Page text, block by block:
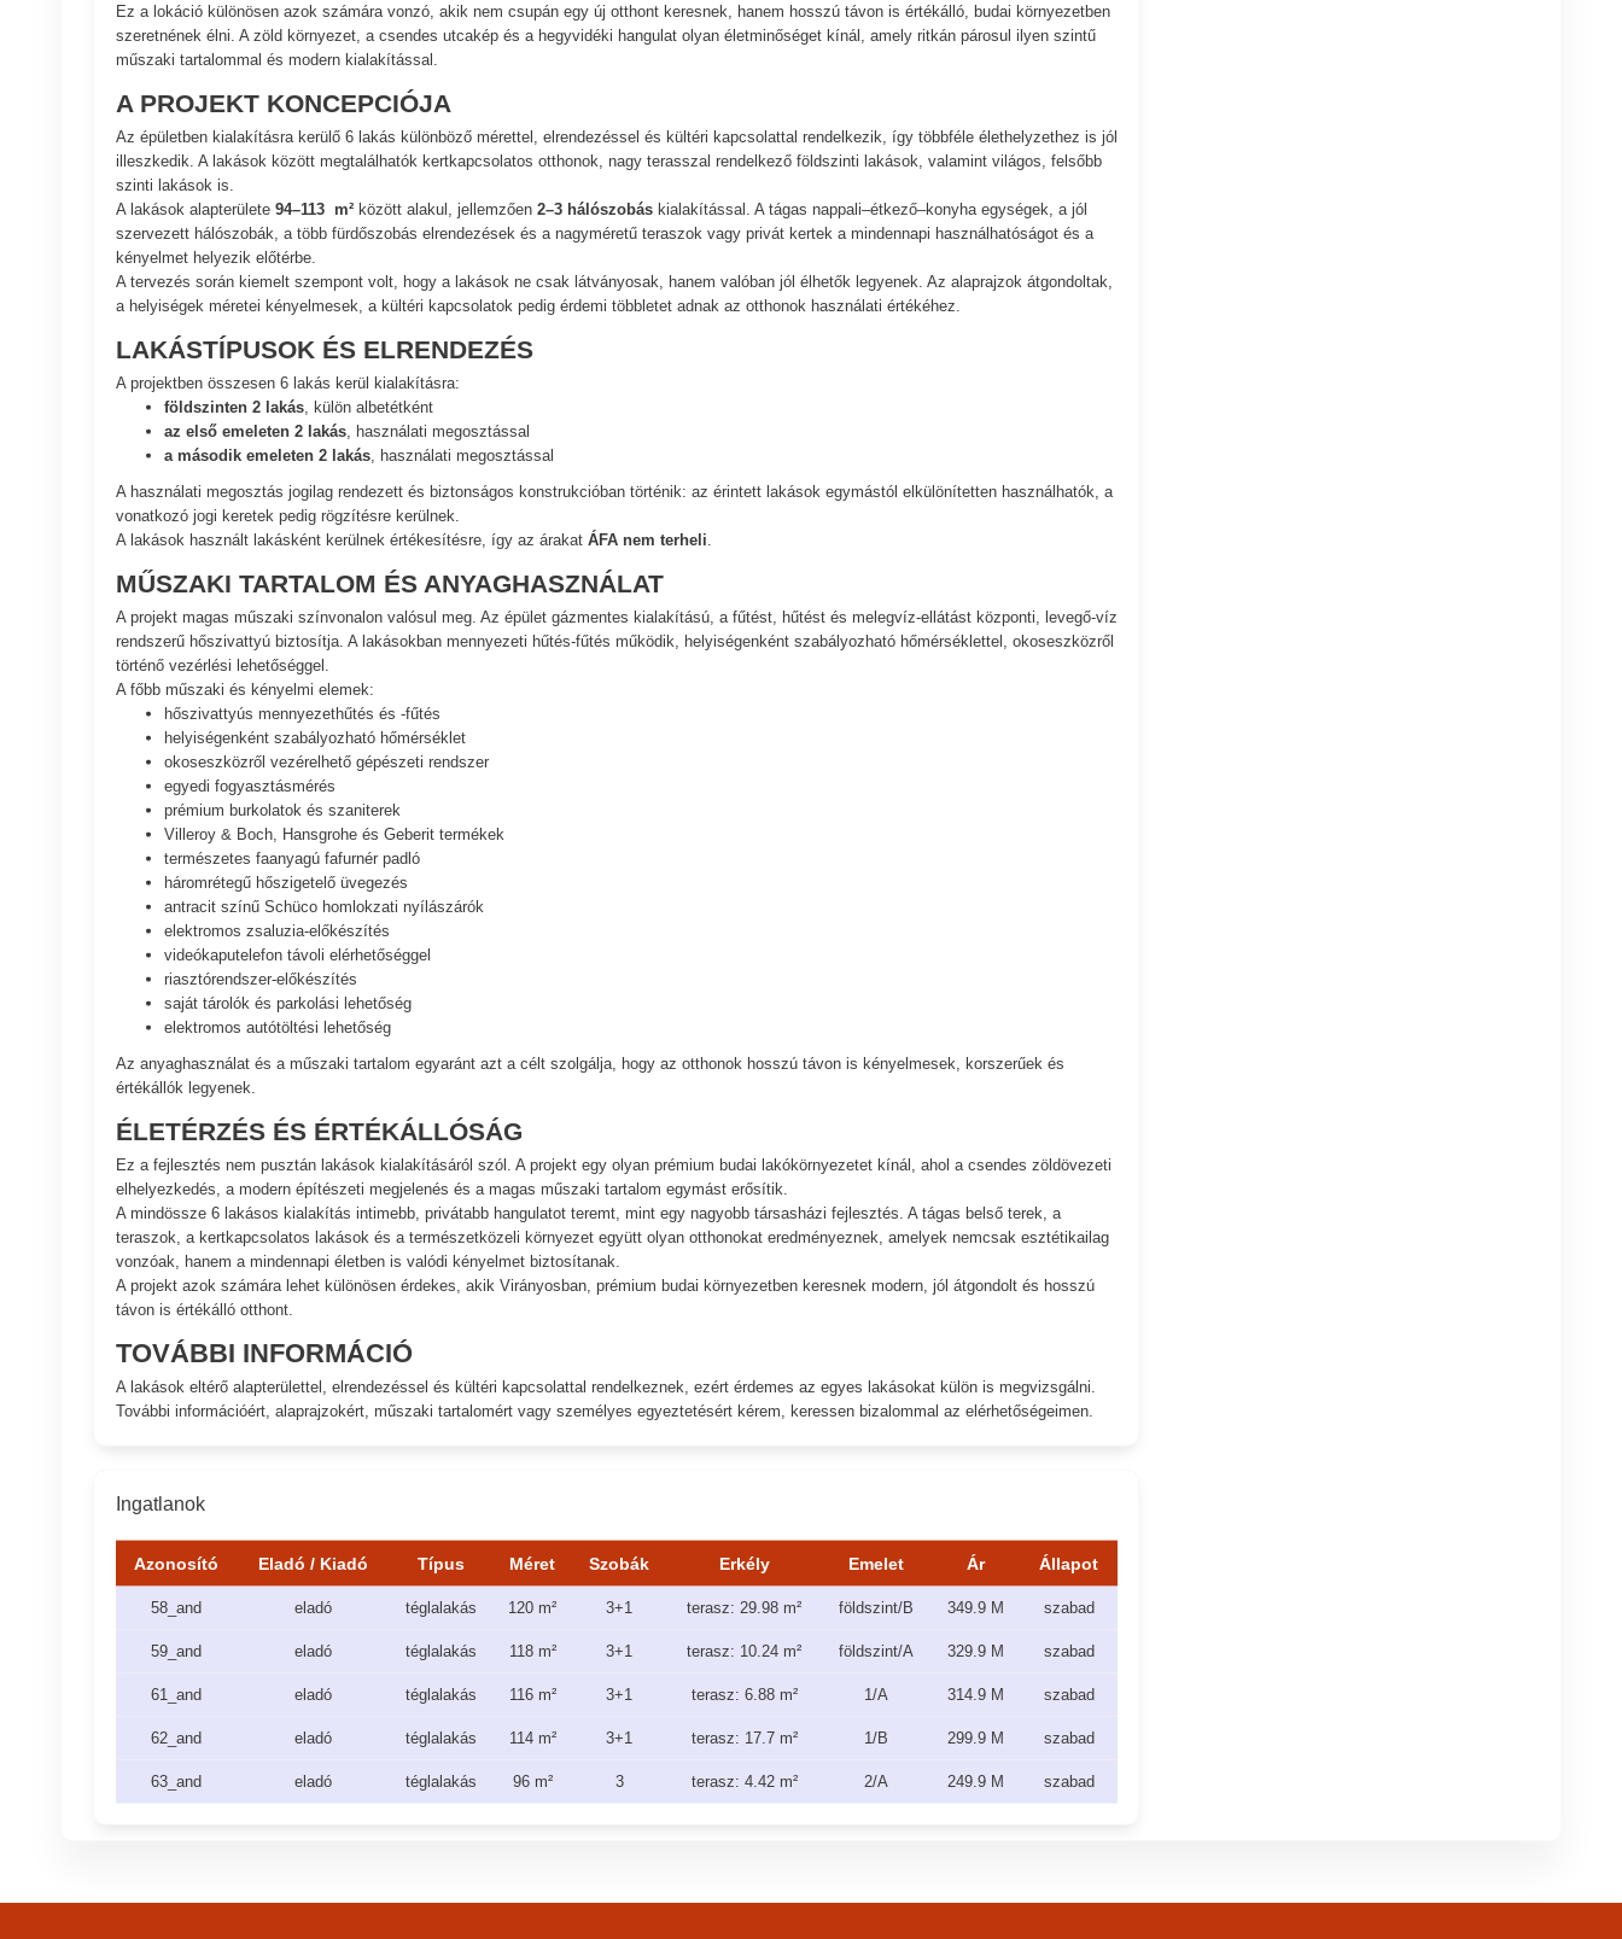
Ez a lokáció különösen azok számára vonzó, akik nem csupán egy új otthont keresnek, hanem hosszú távon is értékálló, budai környezetben
szeretnének élni. A zöld környezet, a csendes utcakép és a hegyvidéki hangulat olyan életminőséget kínál, amely ritkán párosul ilyen szintű
műszaki tartalommal és modern kialakítással.
A PROJEKT KONCEPCIÓJA
Az épületben kialakításra kerülő 6 lakás különböző mérettel, elrendezéssel és kültéri kapcsolattal rendelkezik, így többféle élethelyzethez is jól
illeszkedik. A lakások között megtalálhatók kertkapcsolatos otthonok, nagy terasszal rendelkező földszinti lakások, valamint világos, felsőbb
szinti lakások is.
A lakások alapterülete 94–113 m²között alakul, jellemzően 2–3 hálószobáskialakítással. A tágas nappali–étkező–konyha egységek, a jól
szervezett hálószobák, a több fürdőszobás elrendezések és a nagyméretű teraszok vagy privát kertek a mindennapi használhatóságot és a
kényelmet helyezik előtérbe.
A tervezés során kiemelt szempont volt, hogy a lakások ne csak látványosak, hanem valóban jól élhetők legyenek. Az alaprajzok átgondoltak,
a helyiségek méretei kényelmesek, a kültéri kapcsolatok pedig érdemi többletet adnak az otthonok használati értékéhez.
LAKÁSTÍPUSOK ÉS ELRENDEZÉS
A projektben összesen 6 lakás kerül kialakításra:
földszinten 2 lakás, külön albetétként
az első emeleten 2 lakás, használati megosztással
a második emeleten 2 lakás, használati megosztással
A használati megosztás jogilag rendezett és biztonságos konstrukcióban történik: az érintett lakások egymástól elkülönítetten használhatók, a
vonatkozó jogi keretek pedig rögzítésre kerülnek.
A lakások használt lakásként kerülnek értékesítésre, így az árakat ÁFA nem terheli
MŰSZAKI TARTALOM ÉS ANYAGHASZNÁLAT
A projekt magas műszaki színvonalon valósul meg. Az épület gázmentes kialakítású, a fűtést, hűtést és melegvíz-ellátást központi, levegő-víz
rendszerű hőszivattyú biztosítja. A lakásokban mennyezeti hűtés-fűtés működik, helyiségenként szabályozható hőmérséklettel, okoseszközről
történő vezérlési lehetőséggel.
A főbb műszaki és kényelmi elemek:
hőszivattyús mennyezethűtés és -fűtés
helyiségenként szabályozható hőmérséklet
okoseszközről vezérelhető gépészeti rendszer
egyedi fogyasztásmérés
prémium burkolatok és szaniterek
Villeroy & Boch, Hansgrohe és Geberit termékek
természetes faanyagú fafurnér padló
háromrétegű hőszigetelő üvegezés
antracit színű Schüco homlokzati nyílászárók
elektromos zsaluzia-előkészítés
videókaputelefon távoli elérhetőséggel
riasztórendszer-előkészítés
saját tárolók és parkolási lehetőség
elektromos autótöltési lehetőség
Az anyaghasználat és a műszaki tartalom egyaránt azt a célt szolgálja, hogy az otthonok hosszú távon is kényelmesek, korszerűek és
értékállók legyenek.
ÉLETÉRZÉS ÉS ÉRTÉKÁLLÓSÁG
Ez a fejlesztés nem pusztán lakások kialakításáról szól. A projekt egy olyan prémium budai lakókörnyezetet kínál, ahol a csendes zöldövezeti
elhelyezkedés, a modern építészeti megjelenés és a magas műszaki tartalom egymást erősítik.
A mindössze 6 lakásos kialakítás intimebb, privátabb hangulatot teremt, mint egy nagyobb társasházi fejlesztés. A tágas belső terek, a
teraszok, a kertkapcsolatos lakások és a természetközeli környezet együtt olyan otthonokat eredményeznek, amelyek nemcsak esztétikailag
vonzóak, hanem a mindennapi életben is valódi kényelmet biztosítanak.
A projekt azok számára lehet különösen érdekes, akik Virányosban, prémium budai környezetben keresnek modern, jól átgondolt és hosszú
távon is értékálló otthont.
TOVÁBBI INFORMÁCIÓ
A lakások eltérő alapterülettel, elrendezéssel és kültéri kapcsolattal rendelkeznek, ezért érdemes az egyes lakásokat külön is megvizsgálni.
További információért, alaprajzokért, műszaki tartalomért vagy személyes egyeztetésért kérem, keressen bizalommal az elérhetőségeimen.
Ingatlanok
Azonosító Eladó / Kiadó Típus Méret Szobák Erkély Emelet Ár Állapot
58_and eladó téglalakás 120 m² 3+1 terasz: 29.98 m² földszint/B 349.9 M szabad
59_and eladó téglalakás 118 m² 3+1 terasz: 10.24 m² földszint/A 329.9 M szabad
61_and eladó téglalakás 116 m² 3+1 terasz: 6.88 m² 1/A 314.9 M szabad
62_and eladó téglalakás 114 m² 3+1 terasz: 17.7 m² 1/B 299.9 M szabad
63_and eladó téglalakás 96 m² 3 terasz: 4.42 m² 2/A 249.9 M szabad